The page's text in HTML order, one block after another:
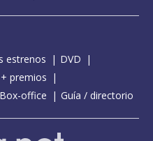
estrenos
DVD
premios
Box-office Guía / directorio